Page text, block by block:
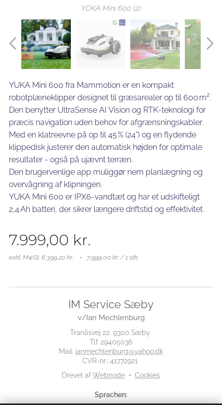
YOKA Mini 600 (2)
YOKA Mini 600 (3)
YOKA Mini 600 (4)
YOKA Mini 600 (5)
YOKA Mini 600 (6)
YUKA Mini 600 fra Mammotion er en kompakt
robotplæneklipper designet til græsarealer op til 600 m².
Den benytter UltraSense AI Vision og RTK-teknologi for
præcis navigation uden behov for afgrænsningskabler.
Med en klatreevne på op til 45 % (24°) og en flydende
klippedisk justerer den automatisk højden for optimale
resultater - også på ujævnt terræn.
Den brugervenlige app muliggør nem planlægning og
overvågning af klipningen.
YUKA Mini 600 er IPX6-vandtæt og har et udskifteligt
2,4 Ah batteri, der sikrer længere driftstid og effektivitet.
7.999,00 kr.
exkl. MwSt. 6.399,20 kr. 7.999,00 kr. / 1 stk.
IM Service Sæby
v/Ian Mechlenburg
Tranåsvej 22, 9300 Sæby
Tlf. 29405036
Mail: ianmechlenburg@yahoo.dk
CVR-nr.: 41772921
Drevet afWebnode Cookies
Sprachen